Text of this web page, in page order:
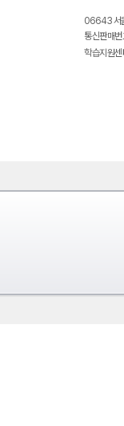
06643 서
통신판매
학습지원